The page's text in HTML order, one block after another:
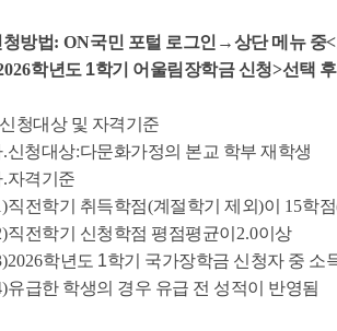
방법: ON국민 포털 로그인 →상단 메뉴 중<
학년도 1학기 어울림장학금 신청>선택
신청대상 및 자격기준
.신청대상:다문화가정의 본교 학부 재학생
.자격기준
직전학기 취득학점(계절학기 제외)이 15학점
직전학기 신청학점 평점평균이 2.0이상
학년도 1학기 국가장학금 신청자 중 소
유급한 학생의 경우 유급 전 성적이 반영됨